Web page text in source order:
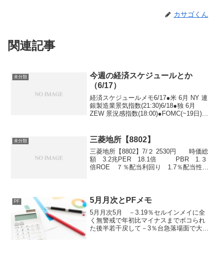
カサゴくん
関連記事
未分類
今週の経済スケジュールとか
（6/17）
経済スケジュールメモ6/17●米 6月 NY 連
銀製造業景気指数(21:30)6/18●独 6月
ZEW 景況感指数(18:00)●FOMC(~19日)●
未分類 三菱地所【8802】
三菱地所【8802】7/２ 2530円 時価総
額 3.2兆PER 18.1倍 PBR 1.３
倍ROE ７％配当利回り 1.7％配当性
PF 5月月次とPFメモ
5月月次5月 －3.19％セルインメイに全
く無警戒で年初比マイナスまでボコられ
た後半若干戻して－3％台急落場面で大き